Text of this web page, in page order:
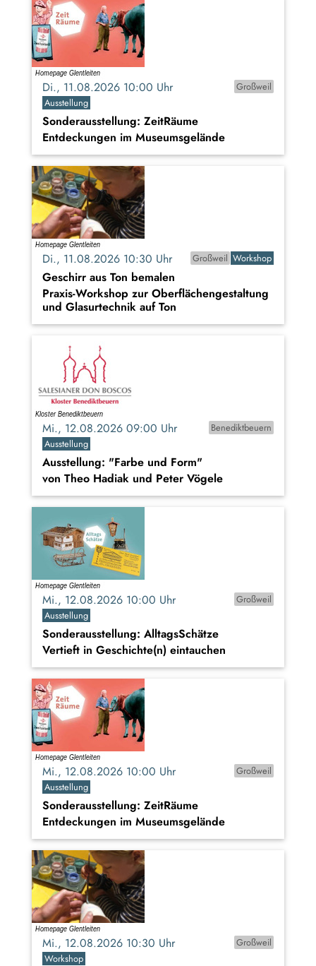
Di., 11.08.2026 10:00 Uhr
Großweil
Ausstellung
Sonderausstellung: ZeitRäume
Entdeckungen im Museumsgelände
Di., 11.08.2026 10:30 Uhr Großweil Workshop
Geschirr aus Ton bemalen
Praxis-Workshop zur Oberflächengestaltung
und Glasurtechnik auf Ton
Mi., 12.08.2026 09:00 Uhr
Benediktbeuern
Ausstellung
Ausstellung: "Farbe und Form"
von Theo Hadiak und Peter Vögele
Mi., 12.08.2026 10:00 Uhr
Großweil
Ausstellung
Sonderausstellung: AlltagsSchätze
Vertieft in Geschichte(n) eintauchen
Mi., 12.08.2026 10:00 Uhr
Großweil
Ausstellung
Sonderausstellung: ZeitRäume
Entdeckungen im Museumsgelände
Mi., 12.08.2026 10:30 Uhr
Großweil
Workshop